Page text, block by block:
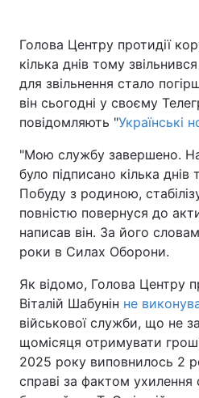
Головна
Економіка
Спорт
Техно і зв'язок
Зброя
Здоров'я
Цікавинки
Екологія
Голова Центру протидії
кілька днів тому
для звільнення стало
він сьогодні у своєму
повідомляють "Українські
"Мою службу завершено.
було підписано кілька
Побуду з родиною,
повністю повернуся до
написав він. За його
роки в Силах Оборони.
Як відомо, Голова Центру
Віталій Шабунін не
військової служби, що не
щомісяця отримувати
2025 року виповнилось 2
справі за фактом